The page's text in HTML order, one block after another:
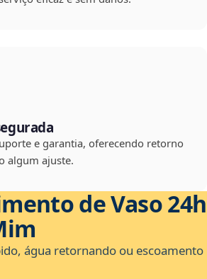
e garantia, oferecendo retorno
algum ajuste.
de Vaso 24h
água retornando ou escoamento